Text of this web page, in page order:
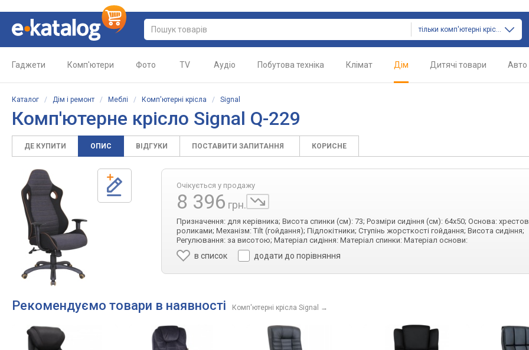
тільки комп'ютерні крісла
Гаджети Комп'ютери Фото TV Аудіо Побутова техніка Клімат Дім Дитячі товари Авто
Каталог / Дім і ремонт / Меблі / Комп'ютерні крісла / Signal
Комп'ютерне крісло Signal Q-229
ДЕ КУПИТИ ОПИС ВІДГУКИ ПОСТАВИТИ ЗАПИТАННЯ КОРИСНЕ
Очікується у продажу
8 396 грн.
Призначення: для керівника; Висота спинки (см): 73; Розміри сидіння (см): 64x50; Основа:
роликами; Механізм: Tilt (гойдання); Підлокітники; Ступінь жорсткості гойдання; Висота сидіння;
Регулювання: за висотою; Матеріал сидіння: Матеріал спинки: Матеріал основи:
в список додати до порівняння
Рекомендуємо товари в наявності Комп'ютерні крісла Signal →